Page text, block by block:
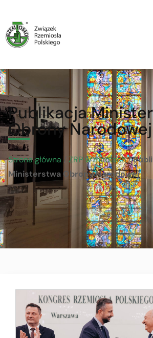
Publikacja
Obrony Narodowej
Strona główna / ZRP w mediach/
Ministerstwa Obrony Narodowej